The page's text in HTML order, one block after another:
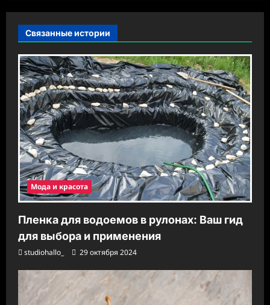
а
п
и
с
и
Связанные истории
Мода и красота
Пленка для водоемов в рулонах: Ваш гид
для выбора и применения
studiohallo_ 29 октября 2024